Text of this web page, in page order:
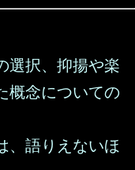
選択、抑揚や楽
概念についての
、語りえないほ